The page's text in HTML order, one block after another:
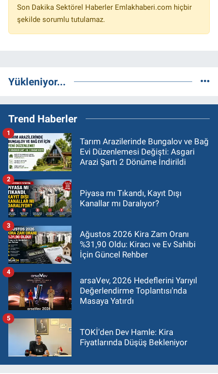
Son Dakika Sektörel Haberler Emlakhaberi.com hiçbir
şekilde sorumlu tutulamaz.
Yükleniyor...
Trend Haberler
Tarım Arazilerinde Bungalov ve Bağ
Evi Düzenlemesi Değişti: Asgari
Arazi Şartı 2 Dönüme İndirildi
1
Piyasa mı Tıkandı, Kayıt Dışı
Kanallar mı Daralıyor?
2
Ağustos 2026 Kira Zam Oranı
%31,90 Oldu: Kiracı ve Ev Sahibi
İçin Güncel Rehber
3
arsaVev, 2026 Hedeflerini Yarıyıl
Değerlendirme Toplantısı'nda
Masaya Yatırdı
4
TOKİ'den Dev Hamle: Kira
Fiyatlarında Düşüş Bekleniyor
5